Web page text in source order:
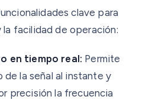
clave para
facilidad de operación:
en tiempo real: Permite
de la señal al instante y
precisión la frecuencia